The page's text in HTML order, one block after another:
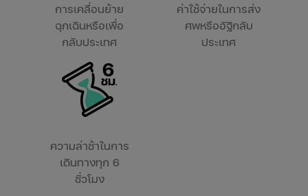
การเคลื่อนย้าย
ฉุกเฉินหรือเพื่อ
กลับประเทศ
ค่าใช้จ่ายในการส่ง
ศพหรืออัฐิกลับ
ประเทศ
ความล่าช้าในการ
เดินทางทุก 6
ชั่วโมง